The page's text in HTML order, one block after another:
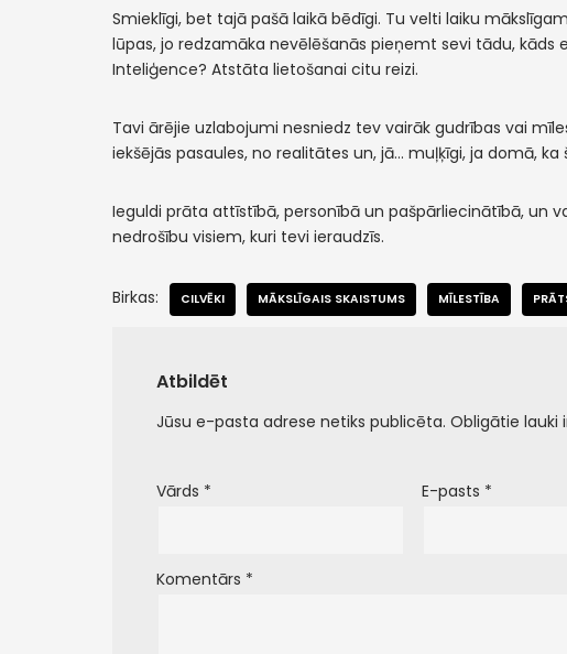
Smieklīgi, bet tajā pašā laikā bēdīgi. Tu velti laiku
lūpas, jo redzamāka nevēlēšanās pieņemt sevi tādu, kāds
Inteliģence? Atstāta lietošanai citu reizi.
Tavi ārējie uzlabojumi nesniedz tev vairāk gudrības vai
iekšējās pasaules, no realitātes un, jā… muļķīgi, ja domā,
Ieguldi prāta attīstībā, personībā un pašpārliecinātībā, un
nedrošību visiem, kuri tevi ieraudzīs.
Birkas: CILVĒKI MĀKSLĪGAIS SKAISTUMS MĪLESTĪBA
Atbildēt
Jūsu e-pasta adrese netiks publicēta. Obligātie lauki
Vārds * E-pasts *
Komentārs *